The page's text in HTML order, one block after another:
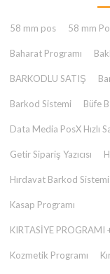
58 mm pos 58 mm
Baharat Programı
BARKODLU SATIŞ
Barkod Sistemi Büfe
Data Media PosX Hızlı
Getir Sipariş Yazıcısı
Hırdavat Barkod Sistemi
Kasap Programı
KIRTASİYE PROGRAMI
Kozmetik Programı